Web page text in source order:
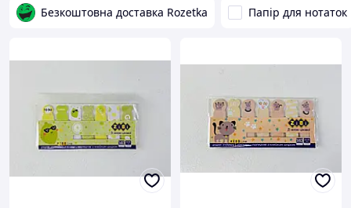
Безкоштовна доставка Rozetka Папір для нотаток